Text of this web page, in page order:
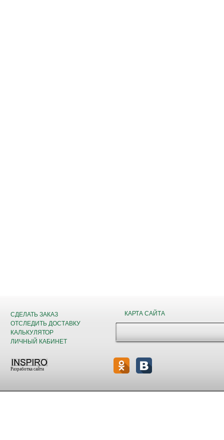
СДЕЛАТЬ ЗАКАЗ
ОТСЛЕДИТЬ ДОСТАВКУ
КАЛЬКУЛЯТОР
ЛИЧНЫЙ КАБИНЕТ
КАРТА САЙТА
Разработка сайта